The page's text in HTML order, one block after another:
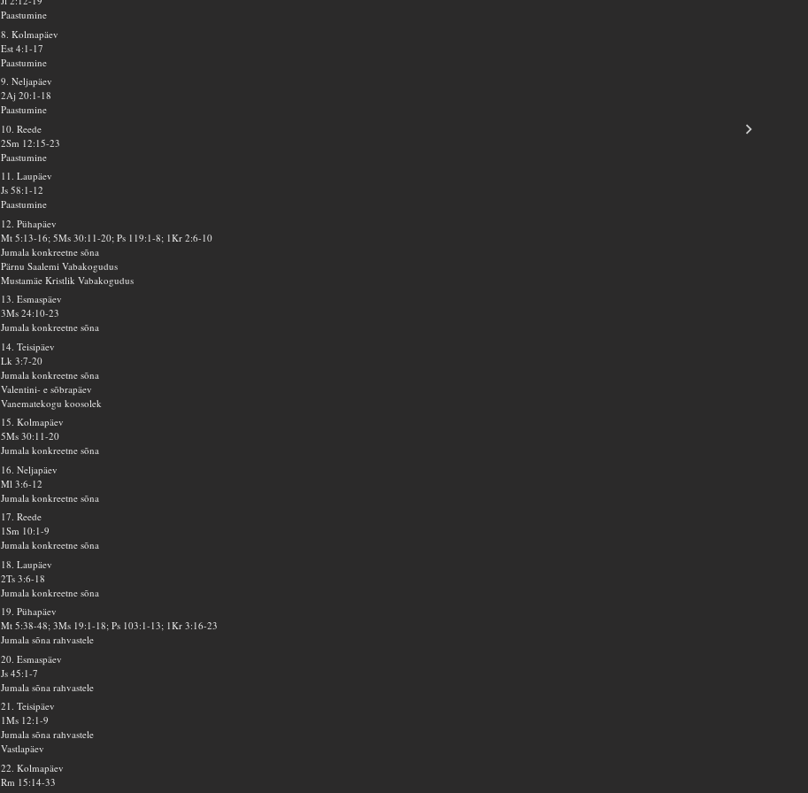
Paastumine
8. Kolmapäev
Est 4:1-17
Paastumine
9. Neljapäev
2Aj 20:1-18
Paastumine
10. Reede
2Sm 12:15-23
Paastumine
11. Laupäev
Js 58:1-12
Paastumine
12. Pühapäev
Mt 5:13-16; 5Ms 30:11-20; Ps 119:1-8; 1Kr 2:6-10
Jumala konkreetne sõna
Pärnu Saalemi Vabakogudus
Mustamäe Kristlik Vabakogudus
13. Esmaspäev
3Ms 24:10-23
Jumala konkreetne sõna
14. Teisipäev
Lk 3:7-20
Jumala konkreetne sõna
Valentini- e sõbrapäev
Vanematekogu koosolek
15. Kolmapäev
5Ms 30:11-20
Jumala konkreetne sõna
16. Neljapäev
Ml 3:6-12
Jumala konkreetne sõna
17. Reede
1Sm 10:1-9
Jumala konkreetne sõna
18. Laupäev
2Ts 3:6-18
Jumala konkreetne sõna
19. Pühapäev
Mt 5:38-48; 3Ms 19:1-18; Ps 103:1-13; 1Kr 3:16-23
Jumala sõna rahvastele
20. Esmaspäev
Js 45:1-7
Jumala sõna rahvastele
21. Teisipäev
1Ms 12:1-9
Jumala sõna rahvastele
Vastlapäev
22. Kolmapäev
Rm 15:14-33